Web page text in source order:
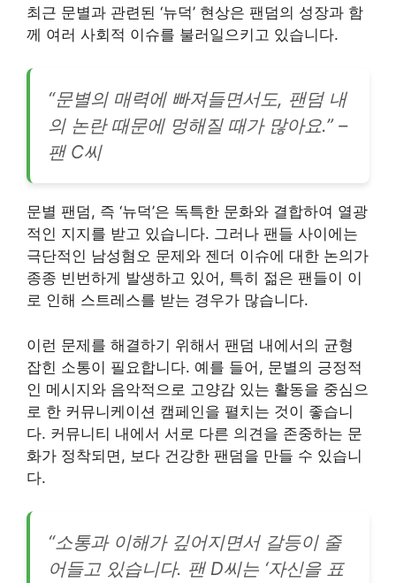
최근 문별과 관련된 ‘뉴덕’ 현상은 팬덤의 성장과 함
께 여러 사회적 이슈를 불러일으키고 있습니다.
“문별의 매력에 빠져들면서도, 팬덤 내
의 논란 때문에 멍해질 때가 많아요.” –
팬 C씨
문별 팬덤, 즉 ‘뉴덕’은 독특한 문화와 결합하여 열광
적인 지지를 받고 있습니다. 그러나 팬들 사이에는
극단적인 남성혐오 문제와 젠더 이슈에 대한 논의가
종종 빈번하게 발생하고 있어, 특히 젊은 팬들이 이
로 인해 스트레스를 받는 경우가 많습니다.
이런 문제를 해결하기 위해서 팬덤 내에서의 균형
잡힌 소통이 필요합니다. 예를 들어, 문별의 긍정적
인 메시지와 음악적으로 고양감 있는 활동을 중심으
로 한 커뮤니케이션 캠페인을 펼치는 것이 좋습니
다. 커뮤니티 내에서 서로 다른 의견을 존중하는 문
화가 정착되면, 보다 건강한 팬덤을 만들 수 있습니
다.
“소통과 이해가 깊어지면서 갈등이 줄
어들고 있습니다. 팬 D씨는 ‘자신을 표